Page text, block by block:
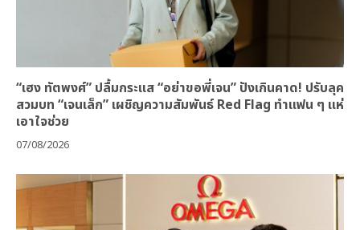
“เฮง ทัตพงศ์” ปลื้มกระแส “อย่าขอพี่เจน” ปังเกินคาด! ปรับลุค
สวมบท “เจนเล็ก” เผชิญความสัมพันธ์ Red Flag ทำแฟน ๆ แห่
เอาใจช่วย
07/08/2026